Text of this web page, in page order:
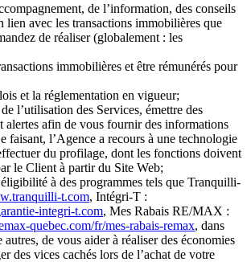
de l’information, des conseils
lien avec les transactions immobilières que
de réaliser (globalement : les
immobilières et être rémunérés pour
et la réglementation en vigueur;
l’utilisation des Services, émettre des
alertes afin de vous fournir des informations
faisant, l’Agence a recours à une technologie
du profilage, dont les fonctions doivent
le Client à partir du Site Web;
à des programmes tels que Tranquilli-
t.com, Intégri-T :
integri-t.com, Mes Rabais RE/MAX :
quebec.com/fr/mes-rabais-remax, dans
autres, de vous aider à réaliser des économies
des vices cachés lors de l’achat de votre